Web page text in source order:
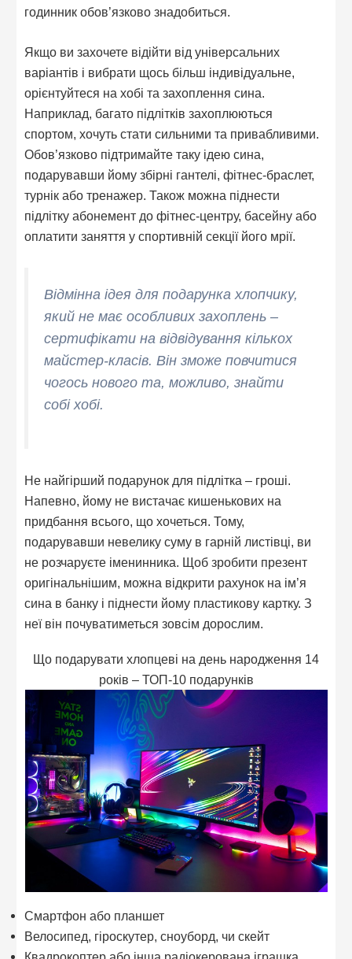
годинник обов’язково знадобиться.
Якщо ви захочете відійти від універсальних
варіантів і вибрати щось більш індивідуальне,
орієнтуйтеся на хобі та захоплення сина.
Наприклад, багато підлітків захоплюються
спортом, хочуть стати сильними та привабливими.
Обов’язково підтримайте таку ідею сина,
подарувавши йому збірні гантелі, фітнес-браслет,
турнік або тренажер. Також можна піднести
підлітку абонемент до фітнес-центру, басейну або
оплатити заняття у спортивній секції його мрії.
Відмінна ідея для подарунка хлопчику,
який не має особливих захоплень –
сертифікати на відвідування кількох
майстер-класів. Він зможе повчитися
чогось нового та, можливо, знайти
собі хобі.
Не найгірший подарунок для підлітка – гроші.
Напевно, йому не вистачає кишенькових на
придбання всього, що хочеться. Тому,
подарувавши невелику суму в гарній листівці, ви
не розчаруєте іменинника. Щоб зробити презент
оригінальнішим, можна відкрити рахунок на ім’я
сина в банку і піднести йому пластикову картку. З
неї він почуватиметься зовсім дорослим.
Що подарувати хлопцеві на день народження 14
років – ТОП-10 подарунків
Смартфон або планшет
Велосипед, гіроскутер, сноуборд, чи скейт